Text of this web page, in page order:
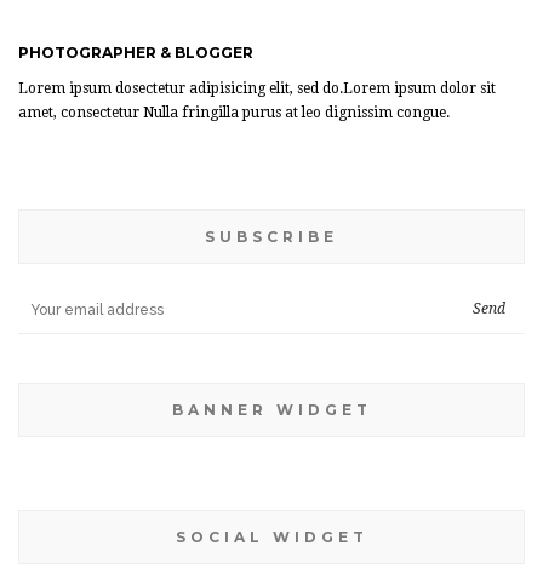
PHOTOGRAPHER & BLOGGER
Lorem ipsum dosectetur adipisicing elit, sed do.Lorem ipsum dolor sit
amet, consectetur Nulla fringilla purus at leo dignissim congue.
SUBSCRIBE
BANNER WIDGET
SOCIAL WIDGET